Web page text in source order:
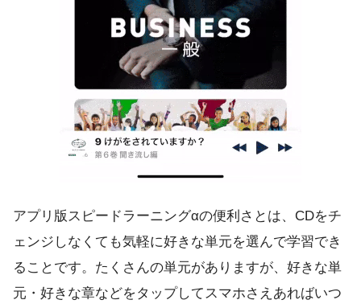
アプリ版スピードラーニングαの便利さとは、CDをチ
ェンジしなくても気軽に好きな単元を選んで学習でき
ることです。たくさんの単元がありますが、好きな単
元・好きな章などをタップしてスマホさえあればいつ